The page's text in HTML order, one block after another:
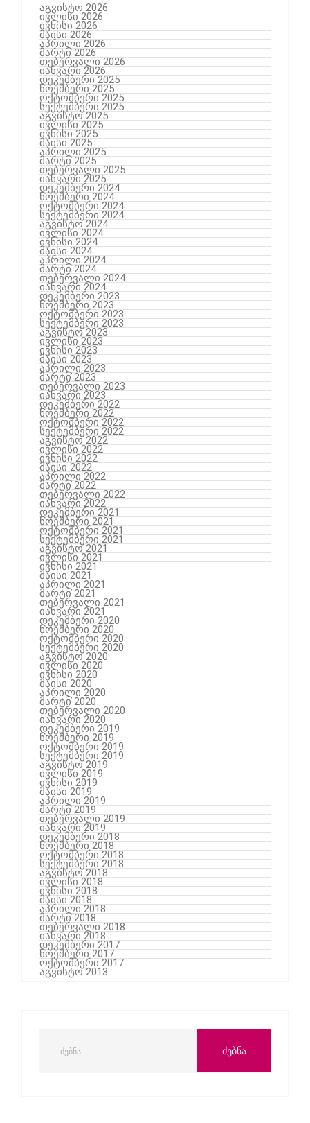
აგვისტო 2026
ივლისი 2026
ივნისი 2026
მაისი 2026
აპრილი 2026
მარტი 2026
თებერვალი 2026
იანვარი 2026
დეკემბერი 2025
ნოემბერი 2025
ოქტომბერი 2025
სექტემბერი 2025
აგვისტო 2025
ივლისი 2025
ივნისი 2025
მაისი 2025
აპრილი 2025
მარტი 2025
თებერვალი 2025
იანვარი 2025
დეკემბერი 2024
ნოემბერი 2024
ოქტომბერი 2024
სექტემბერი 2024
აგვისტო 2024
ივლისი 2024
ივნისი 2024
მაისი 2024
აპრილი 2024
მარტი 2024
თებერვალი 2024
იანვარი 2024
დეკემბერი 2023
ნოემბერი 2023
ოქტომბერი 2023
სექტემბერი 2023
აგვისტო 2023
ივლისი 2023
ივნისი 2023
მაისი 2023
აპრილი 2023
მარტი 2023
თებერვალი 2023
იანვარი 2023
დეკემბერი 2022
ნოემბერი 2022
ოქტომბერი 2022
სექტემბერი 2022
აგვისტო 2022
ივლისი 2022
ივნისი 2022
მაისი 2022
აპრილი 2022
მარტი 2022
თებერვალი 2022
იანვარი 2022
დეკემბერი 2021
ნოემბერი 2021
ოქტომბერი 2021
სექტემბერი 2021
აგვისტო 2021
ივლისი 2021
ივნისი 2021
მაისი 2021
აპრილი 2021
მარტი 2021
თებერვალი 2021
იანვარი 2021
დეკემბერი 2020
ნოემბერი 2020
ოქტომბერი 2020
სექტემბერი 2020
აგვისტო 2020
ივლისი 2020
ივნისი 2020
მაისი 2020
აპრილი 2020
მარტი 2020
თებერვალი 2020
იანვარი 2020
დეკემბერი 2019
ნოემბერი 2019
ოქტომბერი 2019
სექტემბერი 2019
აგვისტო 2019
ივლისი 2019
ივნისი 2019
მაისი 2019
აპრილი 2019
მარტი 2019
თებერვალი 2019
იანვარი 2019
დეკემბერი 2018
ნოემბერი 2018
ოქტომბერი 2018
სექტემბერი 2018
აგვისტო 2018
ივლისი 2018
ივნისი 2018
მაისი 2018
აპრილი 2018
მარტი 2018
თებერვალი 2018
იანვარი 2018
დეკემბერი 2017
ნოემბერი 2017
ოქტომბერი 2017
აგვისტო 2013